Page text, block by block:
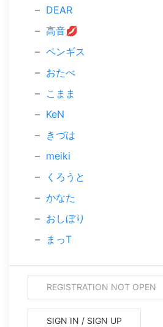
DEAR
高音💋
ペンギス
おたべ
こまま
KeN
きづは
meiki
くろうと
かなた
おしぼり
まっT
REGISTRATION NOT OPEN
SIGN IN / SIGN UP